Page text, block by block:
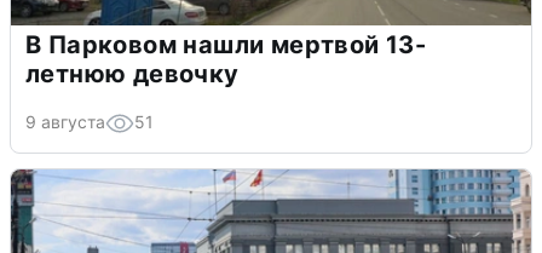
В Парковом нашли мертвой 13-
летнюю девочку
9 августа 51